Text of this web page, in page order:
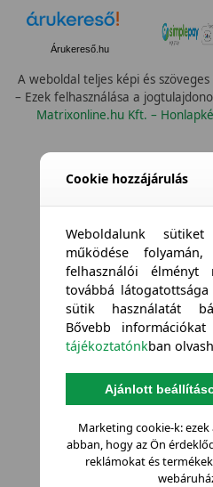
Árukereső.hu
A weboldal teljes képi és
– Ezek felhasználása a
Matrixonline.hu Kft. –
Cookie hozzájárulás
Weboldalunk
működése
felhasználói élményt
továbbá
sütik használatát
Bővebb
tájékoztatónkban
Ajánlott
Marketing cookie-k:
abban, hogy az Ön
reklámokat és